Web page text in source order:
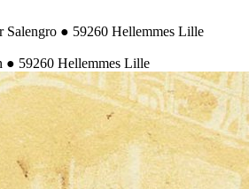
Salengro ● 59260 Hellemmes Lille
● 59260 Hellemmes Lille